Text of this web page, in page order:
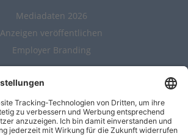
Mediadaten 2026
Anzeigen veröffentlichen
Employer Branding
ALLGEMEIN
Kontakt
AGBs